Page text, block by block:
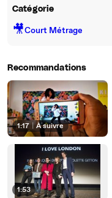
Catégorie
🎥Court Métrage
Recommandations
1:17 | À suivre
1:53